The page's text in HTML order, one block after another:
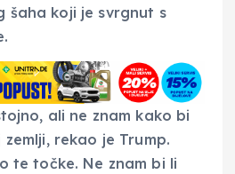
šaha koji je svrgnut s
ali ne znam kako bi
rekao je Trump.
te točke. Ne znam bi li